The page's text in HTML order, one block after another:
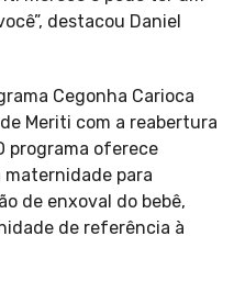
destacou Daniel
Cegonha Carioca
Meriti com a reabertura
programa oferece
para
de enxoval do bebê,
de referência à